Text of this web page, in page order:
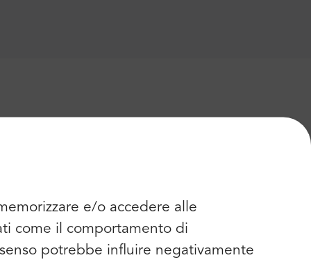
e/o accedere alle
come il comportamento di
potrebbe influire negativamente